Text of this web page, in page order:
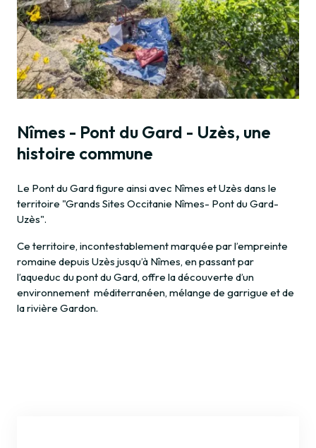
Nîmes - Pont du Gard - Uzès, une
histoire commune
Le Pont du Gard figure ainsi avec Nîmes et Uzès dans le
territoire "Grands Sites Occitanie Nîmes- Pont du Gard-
Uzès".
Ce territoire, incontestablement marquée par l’empreinte
romaine depuis Uzès jusqu’à Nîmes, en passant par
l’aqueduc du pont du Gard, offre la découverte d’un
environnement méditerranéen, mélange de garrigue et de
la rivière Gardon.